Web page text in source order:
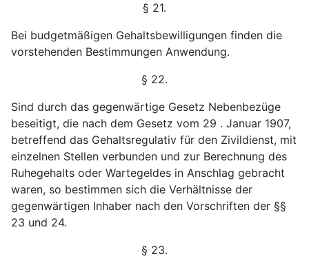
§ 21.
Bei budgetmäßigen Gehaltsbewilligungen finden die
vorstehenden Bestimmungen Anwendung.
§ 22.
Sind durch das gegenwärtige Gesetz Nebenbezüge
beseitigt, die nach dem Gesetz vom 29 . Januar 1907,
betreffend das Gehaltsregulativ für den Zivildienst, mit
einzelnen Stellen verbunden und zur Berechnung des
Ruhegehalts oder Wartegeldes in Anschlag gebracht
waren, so bestimmen sich die Verhältnisse der
gegenwärtigen Inhaber nach den Vorschriften der §§
23 und 24.
§ 23.